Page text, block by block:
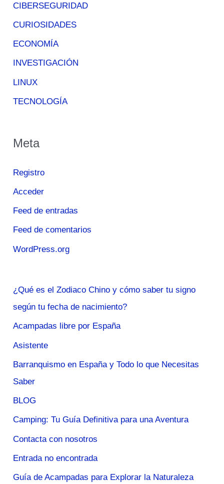
CIBERSEGURIDAD
CURIOSIDADES
ECONOMÍA
INVESTIGACIÓN
LINUX
TECNOLOGÍA
Meta
Registro
Acceder
Feed de entradas
Feed de comentarios
WordPress.org
¿Qué es el Zodiaco Chino y cómo saber tu signo
según tu fecha de nacimiento?
Acampadas libre por España
Asistente
Barranquismo en España y Todo lo que Necesitas
Saber
BLOG
Camping: Tu Guía Definitiva para una Aventura
Contacta con nosotros
Entrada no encontrada
Guía de Acampadas para Explorar la Naturaleza